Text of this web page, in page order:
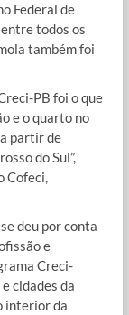
Federal de
todos os
também foi
PB foi o que
e o quarto no
partir de
do Sul”,
Cofeci,
deu por conta
e
Creci-
cidades da
interior da